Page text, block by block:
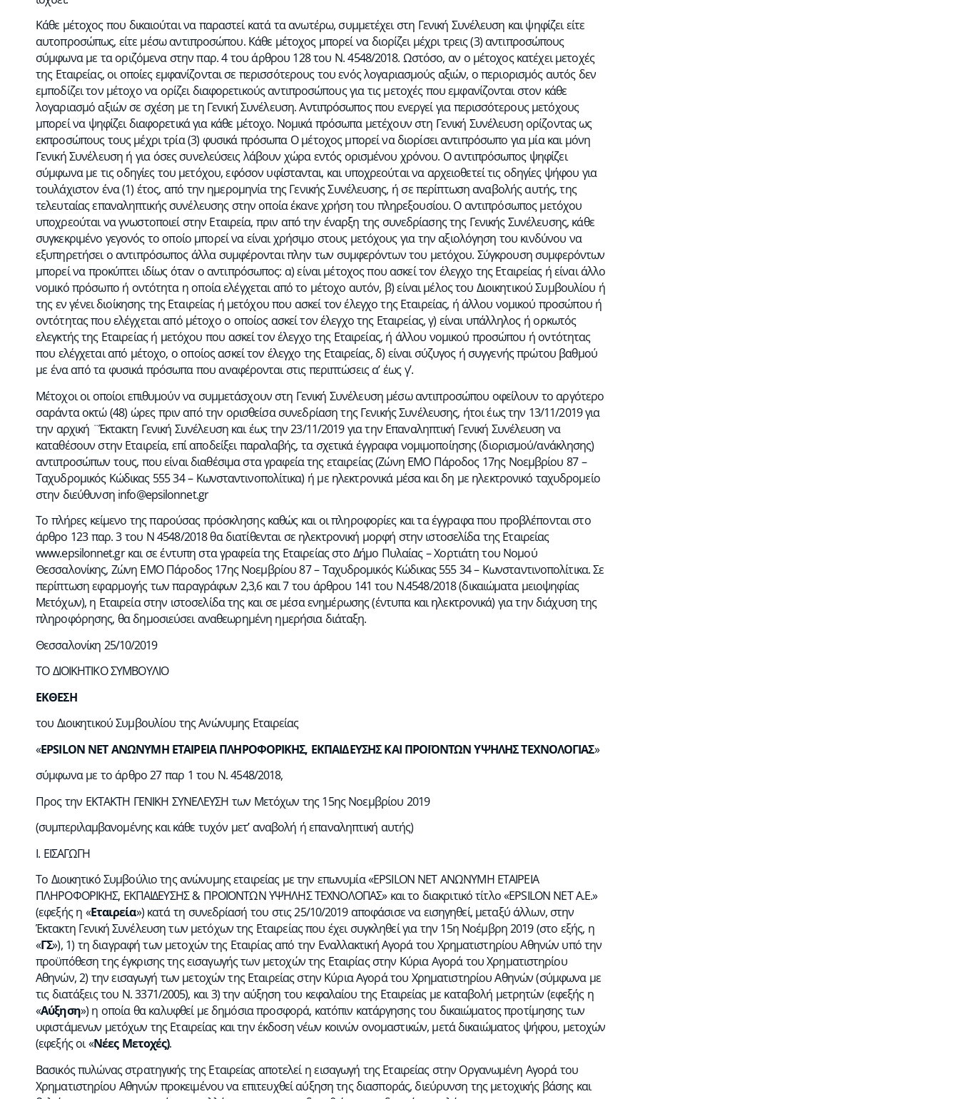
Κάθε μέτοχος που δικαιούται να παραστεί κατά τα ανωτέρω, συμμετέχει στη Γενική Συνέλευση και ψηφίζει είτε
αυτοπροσώπως, είτε μέσω αντιπροσώπου. Κάθε μέτοχος μπορεί να διορίζει μέχρι τρεις (3) αντιπροσώπους
σύμφωνα με τα οριζόμενα στην παρ. 4 του άρθρου 128 του Ν. 4548/2018. Ωστόσο, αν ο μέτοχος κατέχει μετοχές
της Εταιρείας, οι οποίες εμφανίζονται σε περισσότερους του ενός λογαριασμούς αξιών, ο περιορισμός αυτός δεν
εμποδίζει τον μέτοχο να ορίζει διαφορετικούς αντιπροσώπους για τις μετοχές που εμφανίζονται στον κάθε
λογαριασμό αξιών σε σχέση με τη Γενική Συνέλευση. Αντιπρόσωπος που ενεργεί για περισσότερους μετόχους
μπορεί να ψηφίζει διαφορετικά για κάθε μέτοχο. Νομικά πρόσωπα μετέχουν στη Γενική Συνέλευση ορίζοντας ως
εκπροσώπους τους μέχρι τρία (3) φυσικά πρόσωπα Ο μέτοχος μπορεί να διορίσει αντιπρόσωπο για μία και μόνη
Γενική Συνέλευση ή για όσες συνελεύσεις λάβουν χώρα εντός ορισμένου χρόνου. Ο αντιπρόσωπος ψηφίζει
σύμφωνα με τις οδηγίες του μετόχου, εφόσον υφίστανται, και υποχρεούται να αρχειοθετεί τις οδηγίες ψήφου για
τουλάχιστον ένα (1) έτος, από την ημερομηνία της Γενικής Συνέλευσης, ή σε περίπτωση αναβολής αυτής, της
τελευταίας επαναληπτικής συνέλευσης στην οποία έκανε χρήση του πληρεξουσίου. Ο αντιπρόσωπος μετόχου
υποχρεούται να γνωστοποιεί στην Εταιρεία, πριν από την έναρξη της συνεδρίασης της Γενικής Συνέλευσης, κάθε
συγκεκριμένο γεγονός το οποίο μπορεί να είναι χρήσιμο στους μετόχους για την αξιολόγηση του κινδύνου να
εξυπηρετήσει ο αντιπρόσωπος άλλα συμφέρονται πλην των συμφερόντων του μετόχου. Σύγκρουση συμφερόντων
μπορεί να προκύπτει ιδίως όταν ο αντιπρόσωπος: α) είναι μέτοχος που ασκεί τον έλεγχο της Εταιρείας ή είναι άλλο
νομικό πρόσωπο ή οντότητα η οποία ελέγχεται από το μέτοχο αυτόν, β) είναι μέλος του Διοικητικού Συμβουλίου ή
της εν γένει διοίκησης της Εταιρείας ή μετόχου που ασκεί τον έλεγχο της Εταιρείας, ή άλλου νομικού προσώπου ή
οντότητας που ελέγχεται από μέτοχο ο οποίος ασκεί τον έλεγχο της Εταιρείας, γ) είναι υπάλληλος ή ορκωτός
ελεγκτής της Εταιρείας ή μετόχου που ασκεί τον έλεγχο της Εταιρείας, ή άλλου νομικού προσώπου ή οντότητας
που ελέγχεται από μέτοχο, ο οποίος ασκεί τον έλεγχο της Εταιρείας, δ) είναι σύζυγος ή συγγενής πρώτου βαθμού
με ένα από τα φυσικά πρόσωπα που αναφέρονται στις περιπτώσεις α’ έως γ’.
Μέτοχοι οι οποίοι επιθυμούν να συμμετάσχουν στη Γενική Συνέλευση μέσω αντιπροσώπου οφείλουν το αργότερο
σαράντα οκτώ (48) ώρες πριν από την ορισθείσα συνεδρίαση της Γενικής Συνέλευσης, ήτοι έως την 13/11/2019 για
την αρχική ¨Έκτακτη Γενική Συνέλευση και έως την 23/11/2019 για την Επαναληπτική Γενική Συνέλευση να
καταθέσουν στην Εταιρεία, επί αποδείξει παραλαβής, τα σχετικά έγγραφα νομιμοποίησης (διορισμού/ανάκλησης)
αντιπροσώπων τους, που είναι διαθέσιμα στα γραφεία της εταιρείας (Ζώνη ΕΜΟ Πάροδος 17ης Νοεμβρίου 87 –
Ταχυδρομικός Κώδικας 555 34 – Κωνσταντινοπολίτικα) ή με ηλεκτρονικά μέσα και δη με ηλεκτρονικό ταχυδρομείο
στην διεύθυνση info@epsilonnet.gr
Το πλήρες κείμενο της παρούσας πρόσκλησης καθώς και οι πληροφορίες και τα έγγραφα που προβλέπονται στο
άρθρο 123 παρ. 3 του Ν 4548/2018 θα διατίθενται σε ηλεκτρονική μορφή στην ιστοσελίδα της Εταιρείας
www.epsilonnet.gr και σε έντυπη στα γραφεία της Εταιρείας στο Δήμο Πυλαίας – Χορτιάτη του Νομού
Θεσσαλονίκης, Ζώνη ΕΜΟ Πάροδος 17ης Νοεμβρίου 87 – Ταχυδρομικός Κώδικας 555 34 – Κωνσταντινοπολίτικα. Σε
περίπτωση εφαρμογής των παραγράφων 2,3,6 και 7 του άρθρου 141 του Ν.4548/2018 (δικαιώματα μειοψηφίας
Μετόχων), η Εταιρεία στην ιστοσελίδα της και σε μέσα ενημέρωσης (έντυπα και ηλεκτρονικά) για την διάχυση της
πληροφόρησης, θα δημοσιεύσει αναθεωρημένη ημερήσια διάταξη.
Θεσσαλονίκη 25/10/2019
ΤΟ ΔΙΟΙΚΗΤΙΚΟ ΣΥΜΒΟΥΛΙΟ
ΕΚΘΕΣΗ
του Διοικητικού Συμβουλίου της Ανώνυμης Εταιρείας
«EPSILON NET ΑΝΩΝΥΜΗ ΕΤΑΙΡΕΙΑ ΠΛΗΡΟΦΟΡΙΚΗΣ, ΕΚΠΑΙΔΕΥΣΗΣ ΚΑΙ ΠΡΟΪΟΝΤΩΝ ΥΨΗΛΗΣ ΤΕΧΝΟΛΟΓΙΑΣ»
σύμφωνα με το άρθρο 27 παρ 1 του Ν. 4548/2018,
Προς την ΕKTAKTH ΓΕΝΙΚΗ ΣΥΝΕΛΕΥΣΗ των Μετόχων της 15ης Νοεμβρίου 2019
(συμπεριλαμβανομένης και κάθε τυχόν μετ’ αναβολή ή επαναληπτική αυτής)
Ι. ΕΙΣΑΓΩΓΗ
Το Διοικητικό Συμβούλιο της ανώνυμης εταιρείας με την επωνυμία «EPSILON NET ΑΝΩΝΥΜΗ ΕΤΑΙΡΕΙΑ
ΠΛΗΡΟΦΟΡΙΚΗΣ, ΕΚΠΑΙΔΕΥΣΗΣ & ΠΡΟΪΟΝΤΩΝ ΥΨΗΛΗΣ ΤΕΧΝΟΛΟΓΙΑΣ» και το διακριτικό τίτλο «EPSILON NET A.E.»
(εφεξής η «Εταιρεία») κατά τη συνεδρίασή του στις 25/10/2019 αποφάσισε να εισηγηθεί, μεταξύ άλλων, στην
Έκτακτη Γενική Συνέλευση των μετόχων της Εταιρείας που έχει συγκληθεί για την 15η Νοέμβρη 2019 (στο εξής, η
«ΓΣ»), 1) τη διαγραφή των μετοχών της Εταιρίας από την Εναλλακτική Αγορά του Χρηματιστηρίου Αθηνών υπό την
προϋπόθεση της έγκρισης της εισαγωγής των μετοχών της Εταιρίας στην Κύρια Αγορά του Χρηματιστηρίου
Αθηνών, 2) την εισαγωγή των μετοχών της Εταιρείας στην Κύρια Αγορά του Χρηματιστηρίου Αθηνών (σύμφωνα με
τις διατάξεις του Ν. 3371/2005), και 3) την αύξηση του κεφαλαίου της Εταιρείας με καταβολή μετρητών (εφεξής η
«Αύξηση») η οποία θα καλυφθεί με δημόσια προσφορά, κατόπιν κατάργησης του δικαιώματος προτίμησης των
υφιστάμενων μετόχων της Εταιρείας και την έκδοση νέων κοινών ονομαστικών, μετά δικαιώματος ψήφου, μετοχών
(εφεξής οι «Νέες Μετοχές).
Βασικός πυλώνας στρατηγικής της Εταιρείας αποτελεί η εισαγωγή της Εταιρείας στην Οργανωμένη Αγορά του
Χρηματιστηρίου Αθηνών προκειμένου να επιτευχθεί αύξηση της διασποράς, διεύρυνση της μετοχικής βάσης και